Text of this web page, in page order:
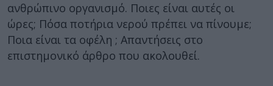
ανθρώπινο οργανισμό. Ποιες είναι αυτές οι
ώρες; Πόσα ποτήρια νερού πρέπει να πίνουμε;
Ποια είναι τα οφέλη ; Απαντήσεις στο
επιστημονικό άρθρο που ακολουθεί.